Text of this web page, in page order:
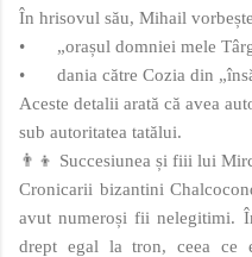
În hrisovul său, Mihail
•
„orașul domniei mele
•
dania către Cozia din
Aceste detalii arată că avea
sub autoritatea tatălui.
👨‍👦 Succesiunea și fiii lui
Cronicarii bizantini
avut numeroși fii nelegitimi.
drept egal la tron, ceea ce